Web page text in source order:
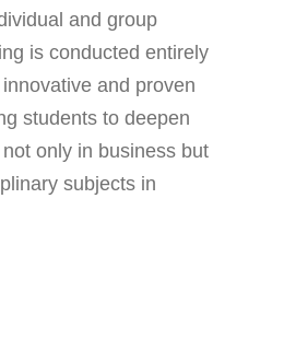
and group
is conducted entirely
and proven
students to deepen
only in business but
subjects in